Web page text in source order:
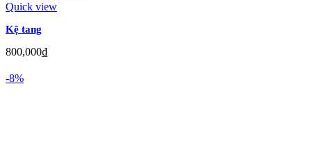
Quick view
Kệ tang
800,000₫
-8%